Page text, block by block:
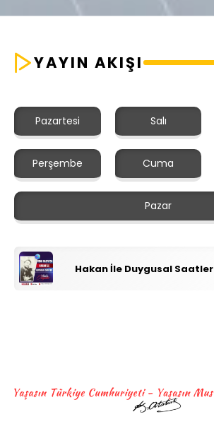
YAYIN AKIŞI
Pazartesi Salı
Perşembe Cuma
Pazar
Hakan İle Duygusal Saatler